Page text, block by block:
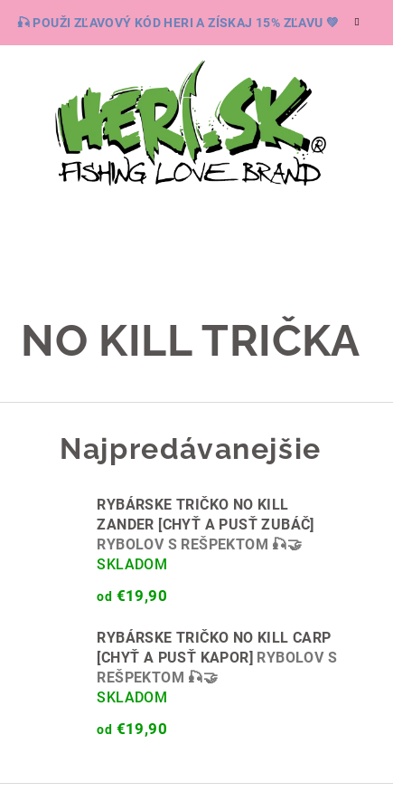
🎣 POUŽI ZĽAVOVÝ KÓD HERI A ZÍSKAJ 15% ZĽAVU 💚
NO KILL TRIČKA
Najpredávanejšie
RYBÁRSKE TRIČKO NO KILL
ZANDER [CHYŤ A PUSŤ ZUBÁČ]
RYBOLOV S REŠPEKTOM 🎣🤝
SKLADOM
od €19,90
RYBÁRSKE TRIČKO NO KILL CARP
[CHYŤ A PUSŤ KAPOR] RYBOLOV S
REŠPEKTOM 🎣🤝
SKLADOM
od €19,90